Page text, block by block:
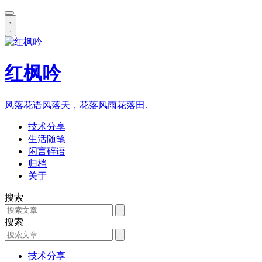
红枫吟
风落花语风落天，花落风雨花落田.
技术分享
生活随笔
闲言碎语
归档
关于
搜索
搜索
技术分享